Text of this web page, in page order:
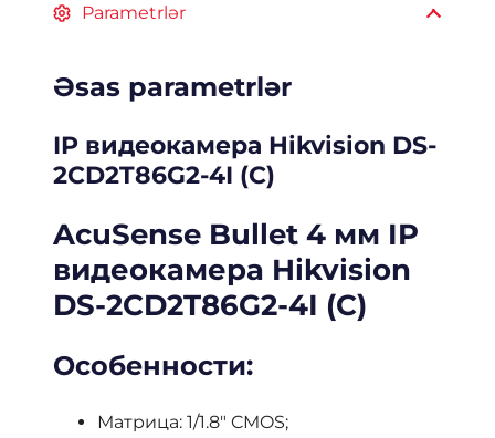
Parametrlər
Əsas parametrlər
IP видеокамера Hikvision DS-
2CD2T86G2-4I (C)
AcuSense Bullet 4 мм IP
видеокамера Hikvision
DS-2CD2T86G2-4I (C)
Особенности:
Матрица: 1/1.8″ CMOS;